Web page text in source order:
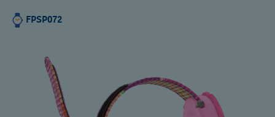
FPSP072